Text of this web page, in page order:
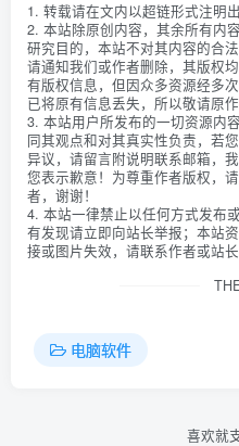
1. 转载请在文内以超链形式注明
2. 本站除原创内容，其余所有内
研究目的，本站不对其内容的合
请通知我们或作者删除，其版权
有版权信息，但因众多资源经多
已将原有信息丢失，所以敬请原作
3. 本站用户所发布的一切资源内
同其观点和对其真实性负责，若
异议，请留言附说明联系邮箱，
您表示歉意！为尊重作者版权，
者，谢谢！
4. 本站一律禁止以任何方式发布
有发现请立即向站长举报；本站
接或图片失效，请联系作者或站长
电脑软件
喜欢就